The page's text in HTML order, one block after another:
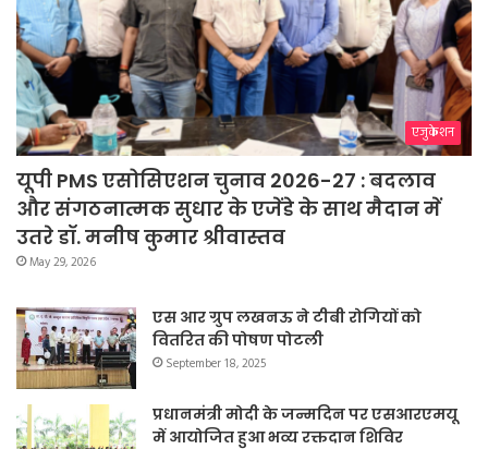
एजुकेशन
यूपी PMS एसोसिएशन चुनाव 2026-27 : बदलाव
और संगठनात्मक सुधार के एजेंडे के साथ मैदान में
उतरे डॉ. मनीष कुमार श्रीवास्तव
May 29, 2026
एस आर ग्रुप लखनऊ ने टीबी रोगियों को
वितरित की पोषण पोटली
September 18, 2025
प्रधानमंत्री मोदी के जन्मदिन पर एसआरएमयू
में आयोजित हुआ भव्य रक्तदान शिविर